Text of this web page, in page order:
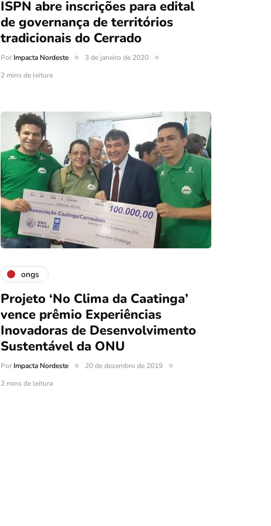
ISPN abre inscrições para edital
de governança de territórios
tradicionais do Cerrado
PorImpacta Nordeste
3 de janeiro de 2020
2 mins de leitura
ongs
Projeto ‘No Clima da Caatinga’
vence prêmio Experiências
Inovadoras de Desenvolvimento
Sustentável da ONU
PorImpacta Nordeste
20 de dezembro de 2019
2 mins de leitura